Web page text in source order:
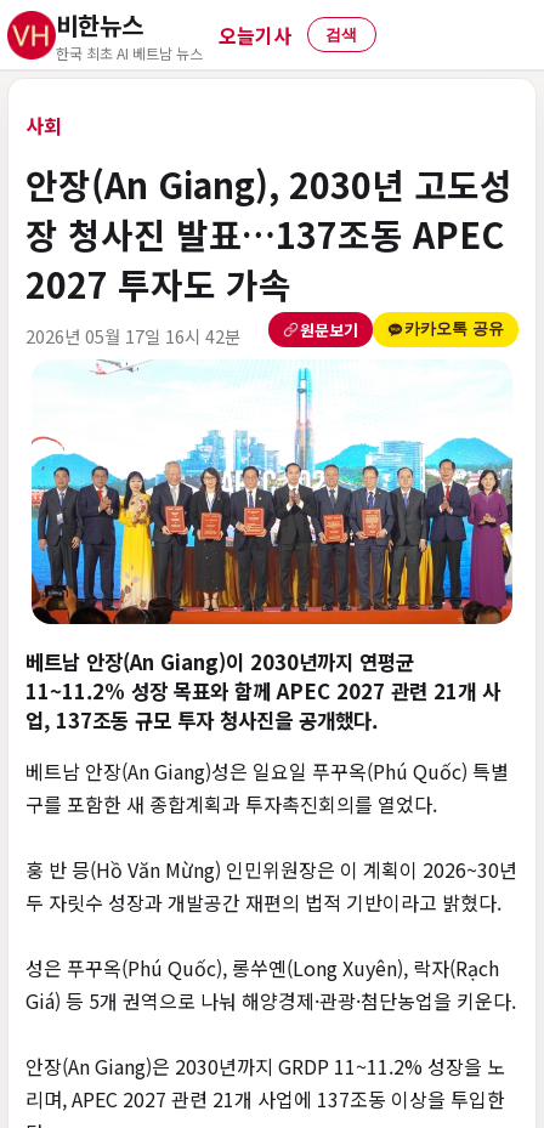
비한뉴스
한국 최초 AI 베트남 뉴스
오늘기사 검색
사회
안장(An Giang), 2030년 고도성
장 청사진 발표…137조동 APEC
2027 투자도 가속
2026년 05월 17일 16시 42분 원문보기 카카오톡 공유
베트남 안장(An Giang)이 2030년까지 연평균
11~11.2% 성장 목표와 함께 APEC 2027 관련 21개 사
업, 137조동 규모 투자 청사진을 공개했다.
베트남 안장(An Giang)성은 일요일 푸꾸옥(Phú Quốc) 특별
구를 포함한 새 종합계획과 투자촉진회의를 열었다.
훙 반 믕(Hồ Văn Mừng) 인민위원장은 이 계획이 2026~30년
두 자릿수 성장과 개발공간 재편의 법적 기반이라고 밝혔다.
성은 푸꾸옥(Phú Quốc), 롱쑤옌(Long Xuyên), 락자(Rạch
Giá) 등 5개 권역으로 나눠 해양경제·관광·첨단농업을 키운다.
안장(An Giang)은 2030년까지 GRDP 11~11.2% 성장을 노
리며, APEC 2027 관련 21개 사업에 137조동 이상을 투입한